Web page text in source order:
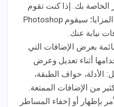
الخاصة بك. إذا كنت تقوم
باستخدام إحدى هذا المزايا؛ سيقوم Photoshop
نيابة عنك.
بعرض الإضافات التي
أثناء تعديل وعرض
الأدلة، حواف الطبقة،
من الإضافات الممتعة.
بإظهار أو إخفاء المساطر